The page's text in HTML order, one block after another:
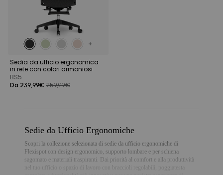
Sedia da ufficio ergonomica
in rete con colori armoniosi
BS5
Da 239,99€ 259,99€
Sedie da Ufficio Ergonomiche
Scopri la collezione selezionata di sedie da ufficio ergonomiche di
Flexispot con design ergonomico, supporto lombare e per schiena
sagomato e materiali traspiranti. Dai priorità al comfort e alla produttività
nel tuo ufficio o spazio di lavoro con braccioli regolabili, poggiatesta